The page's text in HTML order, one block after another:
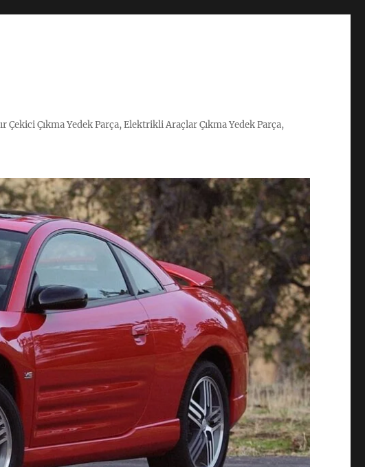
Çekici Çıkma Yedek Parça, Elektrikli Araçlar Çıkma Yedek Parça,